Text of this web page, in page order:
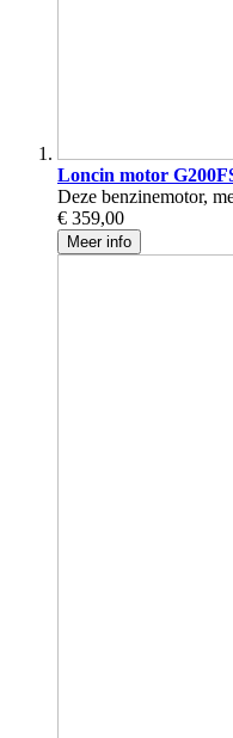
Loncin motor
Deze benzinemotor,
€ 359,00
Meer info